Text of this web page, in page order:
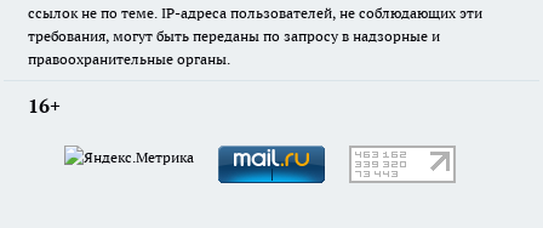
ссылок не по теме. IP-адреса пользователей, не соблюдающих эти
требования, могут быть переданы по запросу в надзорные и
правоохранительные органы.
16+